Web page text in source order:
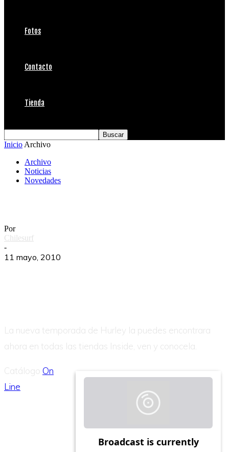
Fotos
Contacto
Tienda
Inicio Archivo
Archivo
Noticias
Novedades
Por
Chilesurf
-
11 mayo, 2010
La nueva temporada de Hurley la puedes encontrara
ahora en todas las tiendas Inside, ven y conocela.
Catálogo On
Line